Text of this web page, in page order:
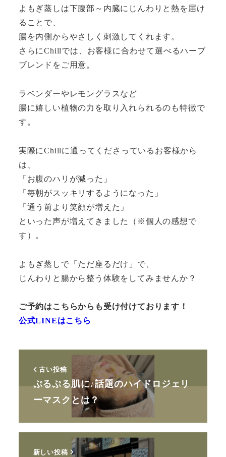
よもぎ蒸しは下腹部～内臓にじんわりと熱を届け
ることで、
腸を内側からやさしく刺激してくれます。
さらにChillでは、お客様に合わせて選べるハーブ
ブレンドをご用意。
ラベンダーやレモングラスなど
腸に嬉しい植物の力を取り入れられるのも特徴で
す。
実際にChillに通ってくださっているお客様から
は、
「お腹のハリが減った」
「毎朝がスッキリするようになった」
「通う前より笑顔が増えた」
といった声が増えてきました（※個人の感想で
す）。
よもぎ蒸しで「ただ座るだけ」で、
じんわりと腸から整う体験をしてみませんか？
ご予約はこちらからも受け付けております！
公式LINEはこちら
古い投稿
ぷるぷる肌に♪話題のハイドロジェリ
ーマスクとは？
新しい投稿